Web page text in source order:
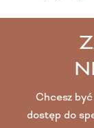
Chcesz
dostęp do